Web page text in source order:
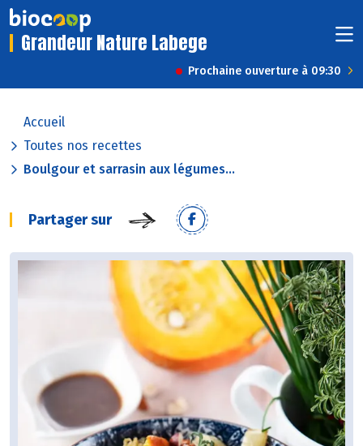
Grandeur Nature Labege
Prochaine ouverture à 09:30
Accueil
Toutes nos recettes
Boulgour et sarrasin aux légumes...
Partager sur